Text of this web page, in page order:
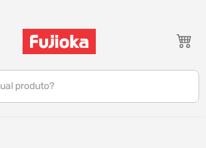
produto?
TERMOS MAIS BUSCADOS
1º
notebook